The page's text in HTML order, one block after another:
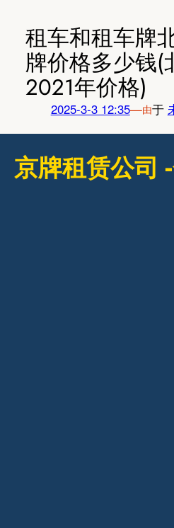
租车和租车牌
牌价格多少钱(
2021年价格)
2025-3-3 12:35—由于
京牌租赁公司